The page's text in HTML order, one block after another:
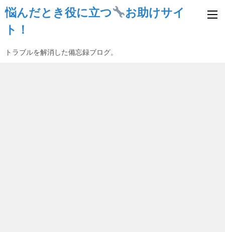
悩んだとき役に立つ
お助けサイ
ト！
トラブルを解消した備忘録ブログ。